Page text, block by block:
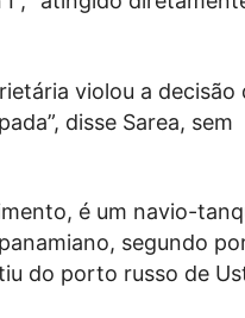
violou a decisão
disse Sarea, sem
é um navio-
segundo
do porto russo de